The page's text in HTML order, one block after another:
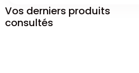
Vos derniers produits
consultés